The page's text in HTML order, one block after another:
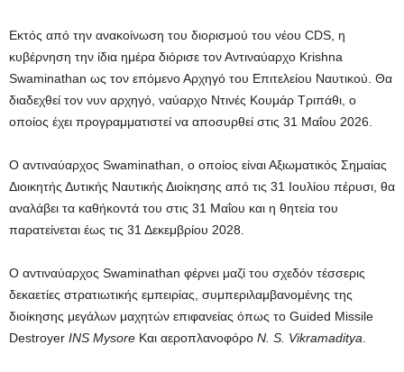
Εκτός από την ανακοίνωση του διορισμού του νέου CDS, η
κυβέρνηση την ίδια ημέρα διόρισε τον Αντιναύαρχο Krishna
Swaminathan ως τον επόμενο Αρχηγό του Επιτελείου Ναυτικού. Θα
διαδεχθεί τον νυν αρχηγό, ναύαρχο Ντινές Κουμάρ Τριπάθι, ο
οποίος έχει προγραμματιστεί να αποσυρθεί στις 31 Μαΐου 2026.
Ο αντιναύαρχος Swaminathan, ο οποίος είναι Αξιωματικός Σημαίας
Διοικητής Δυτικής Ναυτικής Διοίκησης από τις 31 Ιουλίου πέρυσι, θα
αναλάβει τα καθήκοντά του στις 31 Μαΐου και η θητεία του
παρατείνεται έως τις 31 Δεκεμβρίου 2028.
Ο αντιναύαρχος Swaminathan φέρνει μαζί του σχεδόν τέσσερις
δεκαετίες στρατιωτικής εμπειρίας, συμπεριλαμβανομένης της
διοίκησης μεγάλων μαχητών επιφανείας όπως το Guided Missile
Destroyer INS Mysore Και αεροπλανοφόρο N. S. Vikramaditya